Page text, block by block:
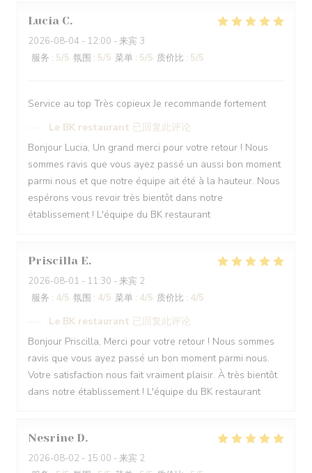
Lucia C
2026-08-04 - 12:00 - 来宾 3
服务 : 5/5 氛围 : 5/5 菜单 : 5/5 质价比 : 5/5
Service au top Très copieux Je recommande fortement
Le BK restaurant 已回复此评论
Bonjour Lucia, Un grand merci pour votre retour ! Nous
sommes ravis que vous ayez passé un aussi bon moment
parmi nous et que notre équipe ait été à la hauteur. Nous
espérons vous revoir très bientôt dans notre
établissement ! L'équipe du BK restaurant
Priscilla E
2026-08-01 - 11:30 - 来宾 2
服务 : 4/5 氛围 : 4/5 菜单 : 4/5 质价比 : 4/5
Le BK restaurant 已回复此评论
Bonjour Priscilla, Merci pour votre retour ! Nous sommes
ravis que vous ayez passé un bon moment parmi nous.
Votre satisfaction nous fait vraiment plaisir. À très bientôt
dans notre établissement ! L'équipe du BK restaurant
Nesrine D
2026-08-02 - 15:00 - 来宾 2